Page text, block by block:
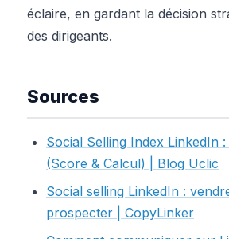
éclaire, en gardant la décision
des dirigeants.
Sources
Social Selling Index LinkedIn :
(Score & Calcul) | Blog Uclic
Social selling LinkedIn :
prospecter | CopyLinker